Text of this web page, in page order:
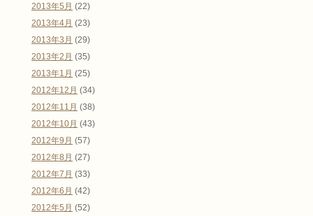
2013年5月 (22)
2013年4月 (23)
2013年3月 (29)
2013年2月 (35)
2013年1月 (25)
2012年12月 (34)
2012年11月 (38)
2012年10月 (43)
2012年9月 (57)
2012年8月 (27)
2012年7月 (33)
2012年6月 (42)
2012年5月 (52)